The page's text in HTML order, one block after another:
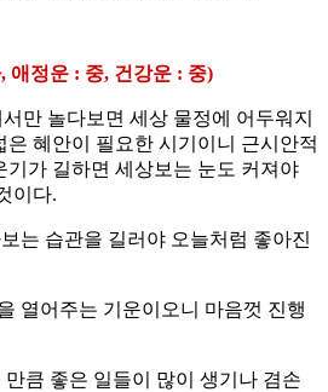
정운 : 중, 건강운 : 중)
만 놀다보면 세상 물정에 어두워지
은 혜안이 필요한 시기이니 근시안적
기가 길하면 세상보는 눈도 커져야
이다.
는 습관을 길러야 오늘처럼 좋아진
열어주는 기운이오니 마음껏 진행
만큼 좋은 일들이 많이 생기나 겸손